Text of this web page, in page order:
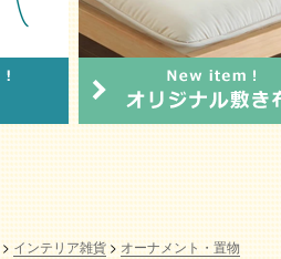
インテリア雑貨
オーナメント・置物